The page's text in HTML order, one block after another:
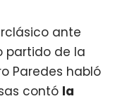
ante
partido de la
Paredes habló
contó la